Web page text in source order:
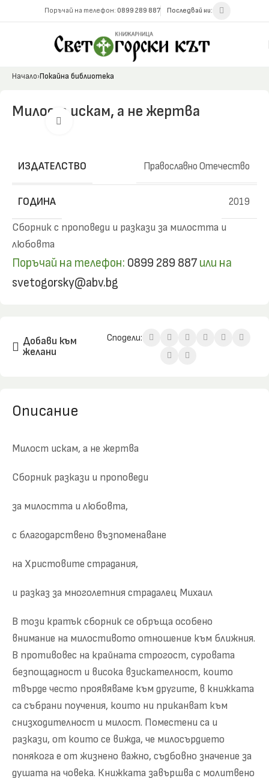
Поръчай на телефон: 0899 289 887 Последвай ни:
Начало Покайна библиотека
Милост искам, а не жертва
Click to enlarge
ИЗДАТЕЛСТВО Православно Отечество
ГОДИНА 2019
Сборник с проповеди и разкази за милостта и
любовта
Поръчай на телефон: 0899 289 887 или на
svetogorsky@abv.bg
Добави към
желани
Сподели:
Описание
Милост искам, а не жертва
Сборник разкази и проповеди
за милостта и любовта,
с благодарствено възпоменаване
на Христовите страдания,
и разказ за многолетния страдалец Михаил
В този кратък сборник се обръща особено
внимание на милостивото отношение към ближния.
В противовес на крайната строгост, суровата
безпощадност и висока взискателност, които
твърде често проявяваме към другите, в книжката
са събрани поучения, които ни приканват към
снизходителност и милост. Поместени са и
разкази, от които се вижда, че милосърдието
понякога е от жизнено важно, съдбовно значение за
душата на човека. Книжката завършва с молитвено